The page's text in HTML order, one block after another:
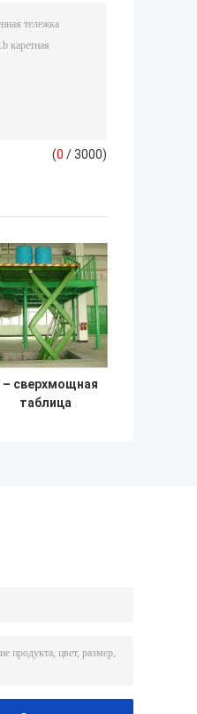
(0 / 3000)
– сверхмощная
таблица